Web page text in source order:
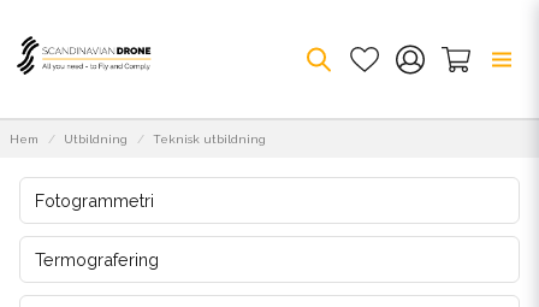
Hem Utbildning Teknisk utbildning
Fotogrammetri
Termografering